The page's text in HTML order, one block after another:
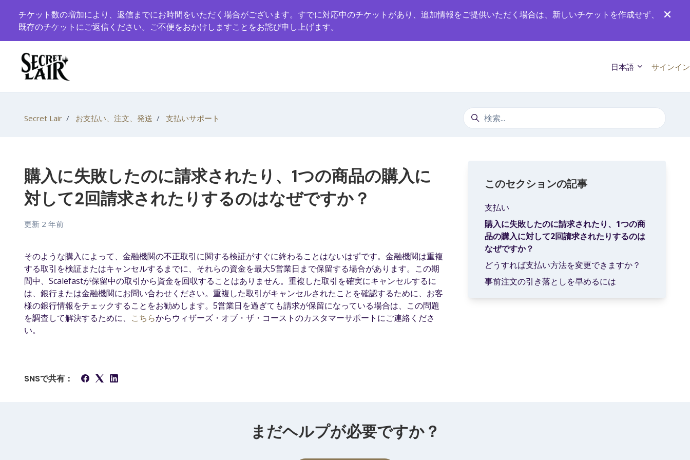
チケット数の増加により、返信までにお時間をいただく場合がございます。すでに対応中のチケットがあり、追加情報をご提供いただく場合は、新しいチケットを作成せず、
既存のチケットにご返信ください。ご不便をおかけしますことをお詫び申し上げます。
日本語 サインイン
Secret Lair お支払い、注文、発送 支払いサポート 検索
購入に失敗したのに請求されたり、1つの商品の購入に
対して2回請求されたりするのはなぜですか？
更新 2 年前
そのような購入によって、金融機関の不正取引に関する検証がすぐに終わることはないはずです。金融機関は重複
する取引を検証またはキャンセルするまでに、それらの資金を最大5営業日まで保留する場合があります。この期
間中、Scalefastが保留中の取引から資金を回収することはありません。重複した取引を確実にキャンセルするに
は、銀行または金融機関にお問い合わせください。重複した取引がキャンセルされたことを確認するために、お客
様の銀行情報をチェックすることをお勧めします。5営業日を過ぎても請求が保留になっている場合は、この問題
を調査して解決するために、 こちらからウィザーズ・オブ・ザ・コーストのカスタマーサポートにご連絡くださ
い。
SNSで共有：
このセクションの記事
支払い
購入に失敗したのに請求されたり、1つの商
品の購入に対して2回請求されたりするのは
なぜですか？
どうすれば支払い方法を変更できますか？
事前注文の引き落としを早めるには
まだヘルプが必要ですか？